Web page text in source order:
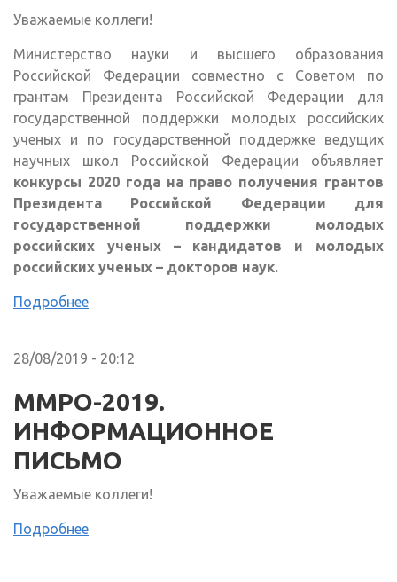
Уважаемые коллеги!
Министерство науки и высшего образования
Российской Федерации совместно с Советом по
грантам Президента Российской Федерации для
государственной поддержки молодых российских
ученых и по государственной поддержке ведущих
научных школ Российской Федерации объявляет
конкурсы 2020 года на право получения грантов
Президента Российской Федерации для
государственной поддержки молодых
российских ученых – кандидатов и молодых
российских ученых – докторов наук.
Подробнее
28/08/2019 - 20:12
ММРО-2019.
ИНФОРМАЦИОННОЕ
ПИСЬМО
Уважаемые коллеги!
Подробнее